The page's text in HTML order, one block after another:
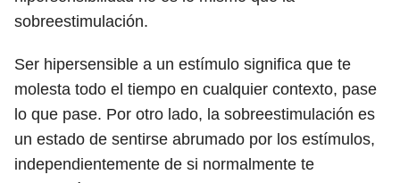
sobreestimulación.
Ser hipersensible a un estímulo significa que te
molesta todo el tiempo en cualquier contexto, pase
lo que pase. Por otro lado, la sobreestimulación es
un estado de sentirse abrumado por los estímulos,
independientemente de si normalmente te